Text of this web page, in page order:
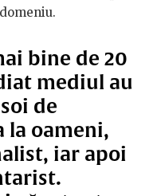
bine de 20
mediul au
de
la oameni,
iar apoi